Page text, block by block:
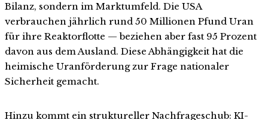
Bilanz, sondern im Marktumfeld. Die USA
verbrauchen jährlich rund 50 Millionen Pfund Uran
für ihre Reaktorflotte — beziehen aber fast 95 Prozent
davon aus dem Ausland. Diese Abhängigkeit hat die
heimische Uranförderung zur Frage nationaler
Sicherheit gemacht.
Hinzu kommt ein struktureller Nachfrageschub: KI-